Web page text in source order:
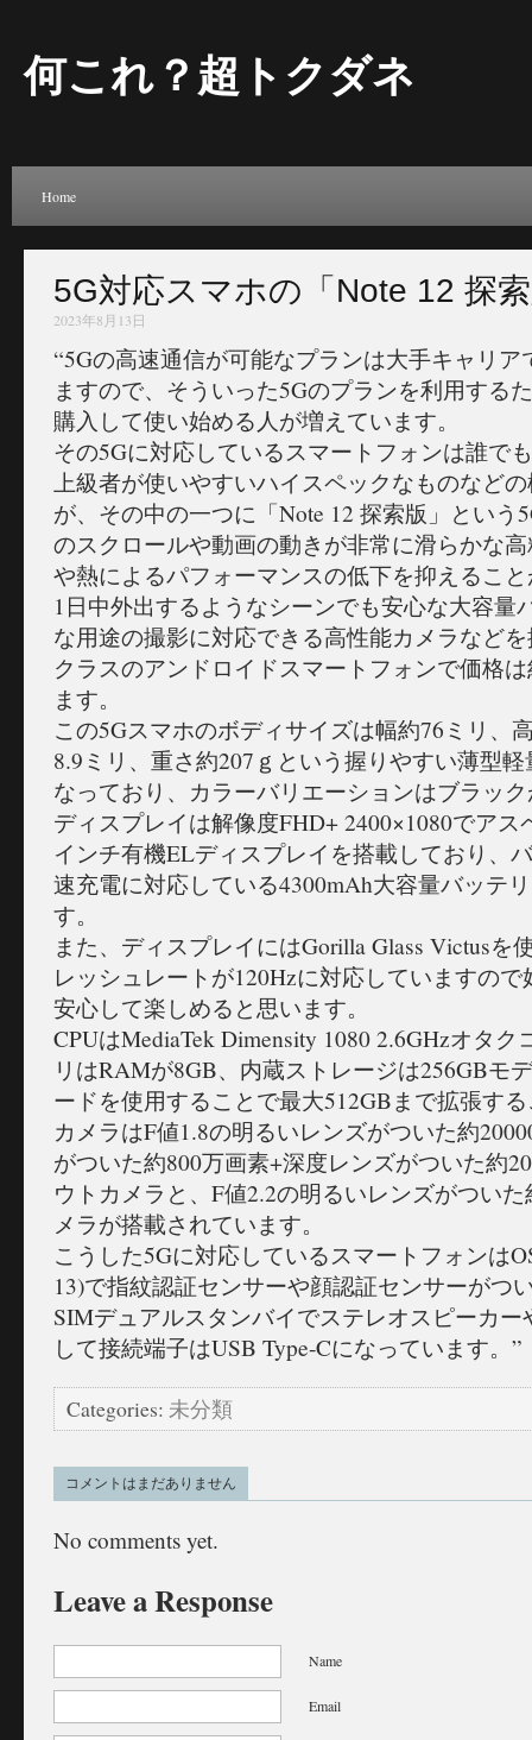
何これ？超トクダネ
Home
5G対応スマホの「Note 12 探
2023年8月13日
“5Gの高速通信が可能なプランは大手キャリ
ますので、そういった5Gのプランを利用する
購入して使い始める人が増えています。
その5Gに対応しているスマートフォンは誰で
上級者が使いやすいハイスペックなものなど
が、その中の一つに「Note 12 探索版」という
のスクロールや動画の動きが非常に滑らかな
や熱によるパフォーマンスの低下を抑えるこ
1日中外出するようなシーンでも安心な大容量
な用途の撮影に対応できる高性能カメラなど
クラスのアンドロイドスマートフォンで価格
ます。
この5Gスマホのボディサイズは幅約76ミリ、
8.9ミリ、重さ約207ｇという握りやすい薄型
なっており、カラーバリエーションはブラッ
ディスプレイは解像度FHD+ 2400×1080でアス
インチ有機ELディスプレイを搭載しており、
速充電に対応している4300mAh大容量バッテ
す。
また、ディスプレイにはGorilla Glass Victusを
レッシュレートが120Hzに対応していますの
安心して楽しめると思います。
CPUはMediaTek Dimensity 1080 2.6GHzオタ
リはRAMが8GB、内蔵ストレージは256GBモ
ードを使用することで最大512GBまで拡張す
カメラはF値1.8の明るいレンズがついた約
がついた約800万画素+深度レンズがついた約
ウトカメラと、F値2.2の明るいレンズがつい
メラが搭載されています。
こうした5Gに対応しているスマートフォンは
13)で指紋認証センサーや顔認証センサーがつ
SIMデュアルスタンバイでステレオスピーカ
して接続端子はUSB Type-Cになっています。”
Categories: 未分類
コメントはまだありません
No comments yet.
Leave a Response
Name
Email